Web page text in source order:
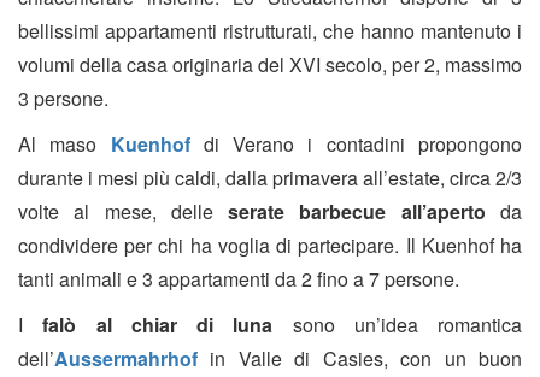
bellissimi appartamenti ristrutturati, che hanno mantenuto i
volumi della casa originaria del XVI secolo, per 2, massimo
3 persone.
Al maso Kuenhofdi Verano i contadini propongono
durante i mesi più caldi, dalla primavera all’estate, circa 2/3
volte al mese, delleserate barbecue all’aperto da
condividere per chi ha voglia di partecipare. Il Kuenhof ha
tanti animali e 3 appartamenti da 2 fino a 7 persone.
Ifalò al chiar di luna sono un’idea romantica
dell’Aussermahrhof in Valle di Casies, con un buon